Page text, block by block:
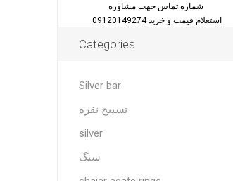
استعلام قیمت و خرید 09120149274
Categories
Silver bar
تسبیح نقره
silver
سنگ